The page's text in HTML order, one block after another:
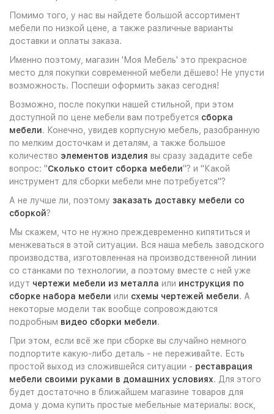
Помимо того, у нас вы найдете большой ассортимент
мебели по низкой цене, а также различные варианты
доставки и оплаты заказа.
Именно поэтому, магазин 'Моя Мебель' это прекрасное
место для покупки современной мебели дёшево! Не упусти
возможность. Поспеши оформить заказ сегодня!
Возможно, после покупки нашей стильной, при этом
доступной по цене мебели вам потребуется сборка
мебели. Конечно, увидев корпусную мебель, разобранную
по мелким досточкам и деталям, а также большое
количество элементов изделия вы сразу зададите себе
вопрос: "Сколько стоит сборка мебели"? и "Какой
инструмент для сборки мебели мне потребуется"?
А не лучше ли, поэтому заказать доставку мебели со
сборкой?
Мы скажем, что не нужно преждевременно кипятиться и
менжеваться в этой ситуации. Вся наша мебель заводского
производства, изготовленная на производственной линии
со станками по технологии, а поэтому вместе с ней уже
идут чертежи мебели из металла или инструкция по
сборке набора мебели или схемы чертежей мебели. А
некоторые модели так вообще сопровождаются
подробным видео сборки мебели.
При этом, если всё же при сборке вы случайно немного
подпортите какую-либо деталь - не переживайте. Есть
простой выход из сложившейся ситуации - реставрация
мебели своими руками в домашних условиях. Для этого
будет достаточно в ближайшем магазине товаров для
дома у дома купить простые мебельные материалы: воск,